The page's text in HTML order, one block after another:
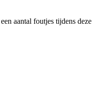
aantal foutjes tijdens